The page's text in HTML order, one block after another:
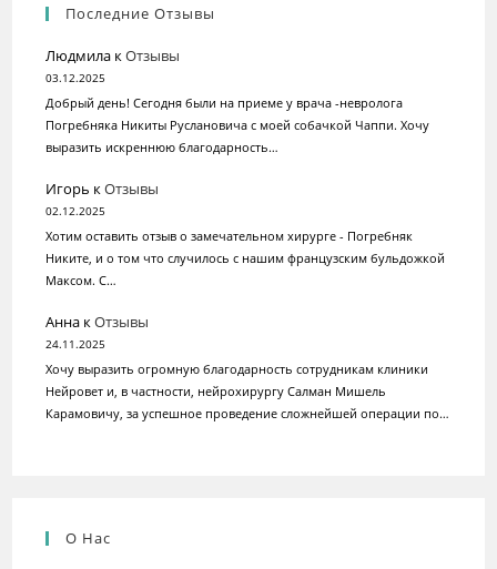
Последние Отзывы
Людмила кОтзывы
03.12.2025
Добрый день! Сегодня были на приеме у врача -невролога
Погребняка Никиты Руслановича c моей собачкой Чаппи. Хочу
выразить искреннюю благодарность…
Игорь кОтзывы
02.12.2025
Хотим оставить отзыв о замечательном хирурге - Погребняк
Никите, и о том что случилось с нашим французским бульдожкой
Максом. С…
Анна кОтзывы
24.11.2025
Хочу выразить огромную благодарность сотрудникам клиники
Нейровет и, в частности, нейрохирургу Салман Мишель
Карамовичу, за успешное проведение сложнейшей операции по…
О Нас